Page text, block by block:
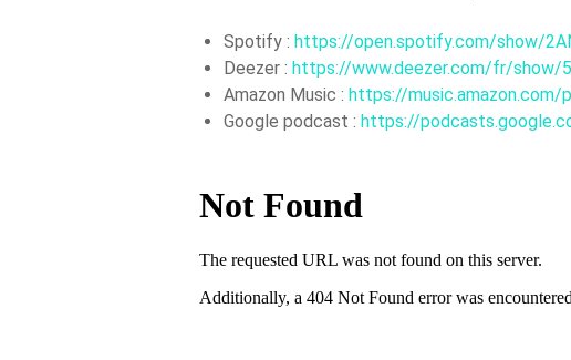
Spotify : https://open.spotify.com/show/
Deezer : https://www.deezer.com/fr/show/
Amazon Music : https://
Google podcast : https://